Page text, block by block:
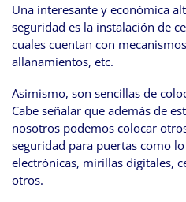
Una interesante y económica
seguridad es la instalación de
cuales cuentan con
allanamientos, etc.
Asimismo, son sencillas de
Cabe señalar que además de
nosotros podemos colocar
seguridad para puertas como
electrónicas, mirillas digitales,
otros.